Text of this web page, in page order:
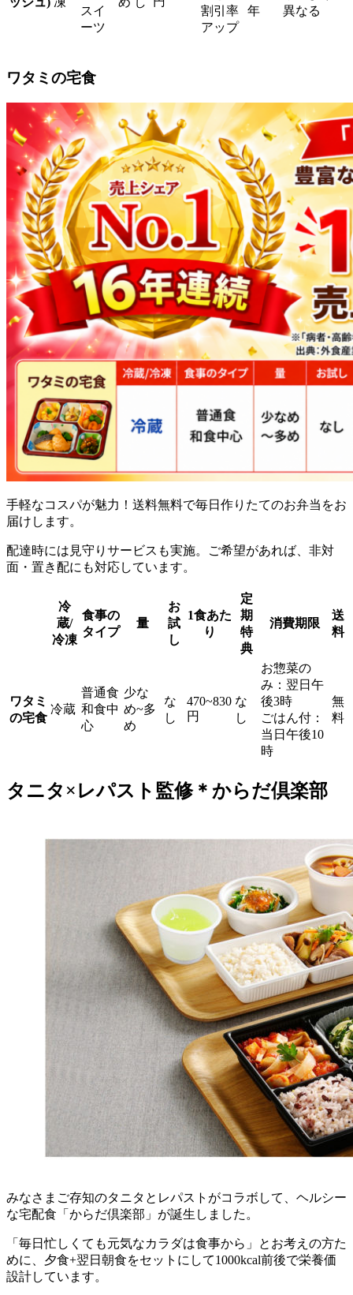
スイ
ーツ
割引率
アップ
年
異なる
ワタミの宅食
手軽なコスパが魅力！送料無料で毎日作りたてのお弁当をお
届け します。
配達時には見守りサービスも実施。ご希望があれば、非対
面・置き配にも対応しています。
冷
蔵/
冷凍
食事の
タイプ
量
お
試
し
1食あた
り
定
期
特
典
消費期限
送
料
ワタミ
の宅食
冷蔵
普通食
和食中
心
少な
め~多
め
な
し
470~830
円
な
し
お惣菜の
み：翌日午
後3時
ごはん付：
当日午後10
時
無
料
タニタ×レパスト監修＊からだ倶楽部
みなさまご存知のタニタとレパストがコラボして、ヘルシー
な宅配食「からだ倶楽部」が誕生 しました。
「毎日忙しくても元気なカラダは食事から」とお考えの方た
めに、夕食+翌日朝食をセットにして1000kcal前後で栄養価
設計しています。